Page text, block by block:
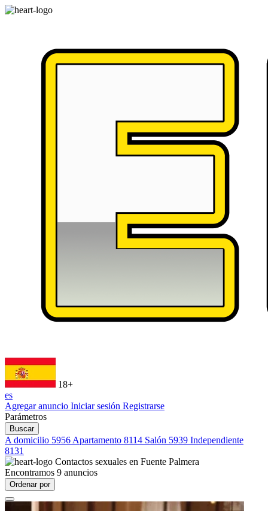
18+
es
Agregar anuncio Iniciar sesión Registrarse
Parámetros
Buscar
A domicilio 5956 Apartamento 8114 Salón 5939 Independiente
8131
Contactos sexuales en Fuente Palmera
Encontramos 9 anuncios
Ordenar por